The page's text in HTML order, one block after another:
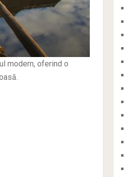
modern, oferind o